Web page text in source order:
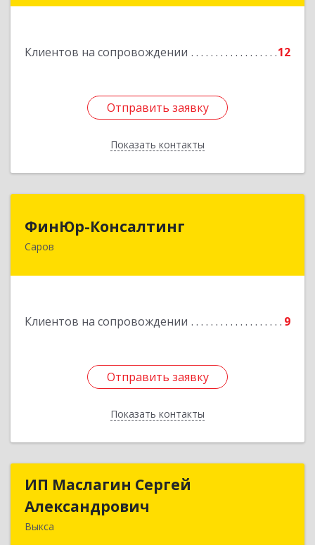
Клиентов на сопровождении 12
Отправить заявку
Показать контакты
Отправить заявку
Назад
ФинЮр-Консалтинг
Саров
Клиентов на сопровождении 9
Отправить заявку
Показать контакты
Отправить заявку
Назад
ИП Маслагин Сергей
Александрович
Выкса
ИП Маслагин Сергей